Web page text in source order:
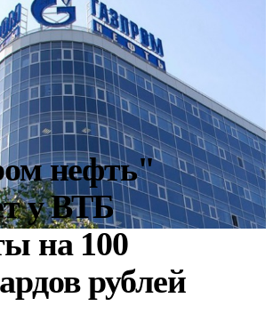
нефть"
у ВТБ
на 100
рублей